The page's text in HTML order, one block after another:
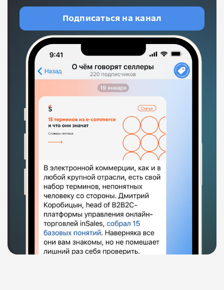
Подписаться на канал